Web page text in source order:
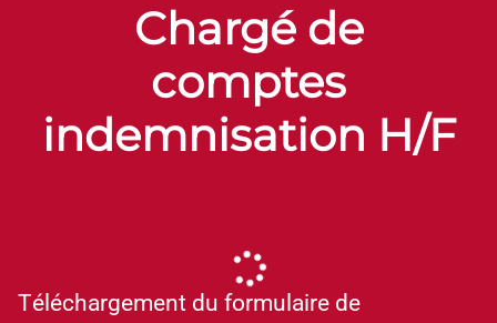
Chargé de
comptes
indemnisation H/F
Téléchargement du formulaire de